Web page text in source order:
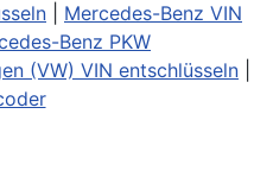
Mercedes-Benz VIN
Benz PKW
(VW) VIN entschlüsseln